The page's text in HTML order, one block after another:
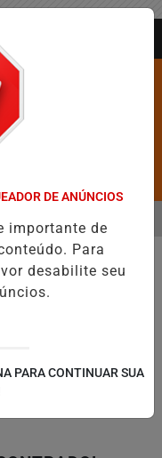
EM JEQUIÉ E REFORÇA
MENU
DE ANÚNCIOS
importante de
Para
desabilite seu
PARA CONTINUAR SUA